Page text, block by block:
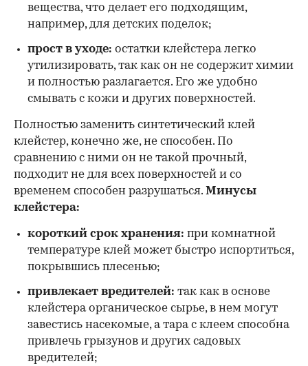
вещества, что делает его подходящим,
например, для детских поделок;
прост в уходе: остатки клейстера легко
утилизировать, так как он не содержит химии
и полностью разлагается. Его же удобно
смывать с кожи и других поверхностей.
Полностью заменить синтетический клей
клейстер, конечно же, не способен. По
сравнению с ними он не такой прочный,
подходит не для всех поверхностей и со
временем способен разрушаться. Минусы
клейстера:
короткий срок хранения: при комнатной
температуре клей может быстро испортиться,
покрывшись плесенью;
привлекает вредителей: так как в основе
клейстера органическое сырье, в нем могут
завестись насекомые, а тара с клеем способна
привлечь грызунов и других садовых
вредителей;